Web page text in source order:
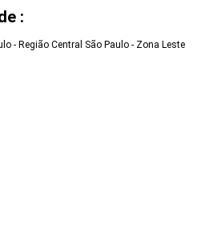
:
- Região Central São Paulo - Zona Leste